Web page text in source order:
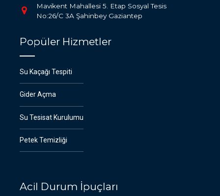
Mavikent Mahallesi 5. Etap Sosyal Tesis
No:26/C 3A Şahinbey Gaziantep
Popüler Hizmetler
Su Kaçağı Tespiti
Gider Açma
Su Tesisat Kurulumu
Petek Temizliği
Acil Durum İpuçları